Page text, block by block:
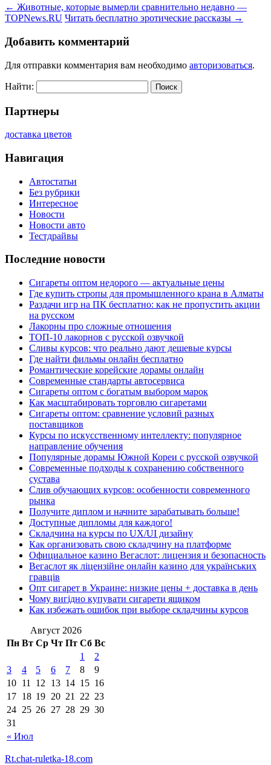
← Животные, которые вымерли сравнительно недавно —
TOPNews.RU Читать бесплатно эротические рассказы →
Добавить комментарий
Для отправки комментария вам необходимо авторизоваться.
Найти:
Партнеры
доставка цветов
Навигация
Автостатьи
Без рубрики
Интересное
Новости
Новости авто
Тестдрайвы
Последние новости
Сигареты оптом недорого — актуальные цены
Где купить стропы для промышленного крана в Алматы
Раздачи игр на ПК бесплатно: как не пропустить акции
на русском
Лакорны про сложные отношения
ТОП-10 лакорнов с русской озвучкой
Сливы курсов: что реально дают дешевые курсы
Где найти фильмы онлайн бесплатно
Романтические корейские дорамы онлайн
Современные стандарты автосервиса
Сигареты оптом с богатым выбором марок
Как масштабировать торговлю сигаретами
Сигареты оптом: сравнение условий разных
поставщиков
Курсы по искусственному интеллекту: популярное
направление обучения
Популярные дорамы Южной Кореи с русской озвучкой
Современные подходы к сохранению собственного
сустава
Слив обучающих курсов: особенности современного
рынка
Получите диплом и начните зарабатывать больше!
Доступные дипломы для каждого!
Складчина на курсы по UX/UI дизайну
Как организовать свою складчину на платформе
Официальное казино Вегаслот: лицензия и безопасность
Вегаслот як ліцензійне онлайн казино для українських
гравців
Опт сигарет в Украине: низкие цены + доставка в день
Чому вигідно купувати сигарети ящиком
Как избежать ошибок при выборе складчины курсов
Август 2026
Пн Вт Ср Чт Пт Сб Вс
« Июл
1
2
3
4 5 6 7 8
9
10 11 12 13 14 15 16
17 18 19 20 21 22 23
24 25 26 27 28 29 30
31
Rt.chat-ruletka-18.com